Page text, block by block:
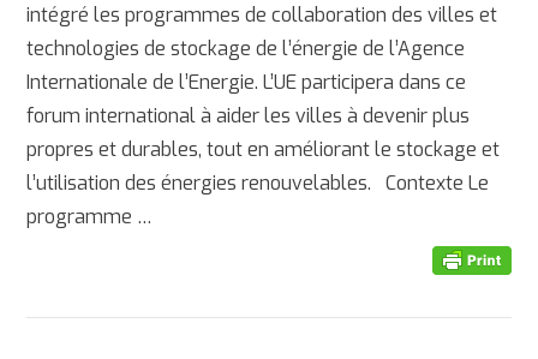
intégré les programmes de collaboration des villes et
technologies de stockage de l’énergie de l’Agence
Internationale de l’Energie. L’UE participera dans ce
forum international à aider les villes à devenir plus
propres et durables, tout en améliorant le stockage et
l’utilisation des énergies renouvelables. Contexte Le
programme …